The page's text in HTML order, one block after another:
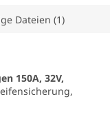
Dateien (1)
150A, 32V,